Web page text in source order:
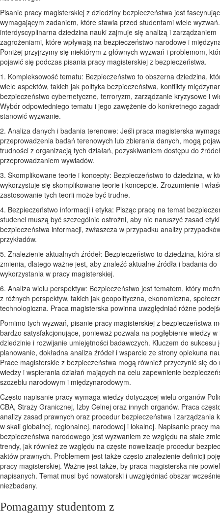
Pisanie pracy magisterskiej z dziedziny bezpieczeństwa jest
wymagającym zadaniem, które stawia przed studentami wiele
interdyscyplinarna dziedzina nauki zajmuje się analizą i zarządzaniem
zagrożeniami, które wpływają na bezpieczeństwo narodowe i
Poniżej przyjrzymy się niektórym z głównych wyzwań i problemom,
pojawić się podczas pisania pracy magisterskiej z bezpieczeństwa.
1. Kompleksowość tematu: Bezpieczeństwo to obszerna dziedzina,
wiele aspektów, takich jak polityka bezpieczeństwa, konflikty
bezpieczeństwo cybernetyczne, terroryzm, zarządzanie kryzysowe i
Wybór odpowiedniego tematu i jego zawężenie do konkretnego
stanowić wyzwanie.
2. Analiza danych i badania terenowe: Jeśli praca magisterska
przeprowadzenia badań terenowych lub zbierania danych, mogą
trudności z organizacją tych działań, pozyskiwaniem dostępu do
przeprowadzaniem wywiadów.
3. Skomplikowane teorie i koncepty: Bezpieczeństwo to dziedzina, w
wykorzystuje się skomplikowane teorie i koncepcje. Zrozumienie i
zastosowanie tych teorii może być trudne.
4. Bezpieczeństwo informacji i etyka: Pisząc pracę na temat
studenci muszą być szczególnie ostrożni, aby nie naruszyć zasad
bezpieczeństwa informacji, zwłaszcza w przypadku analizy
przykładów.
5. Znalezienie aktualnych źródeł: Bezpieczeństwo to dziedzina, która
zmienia, dlatego ważne jest, aby znaleźć aktualne źródła i badania do
wykorzystania w pracy magisterskiej.
6. Analiza wielu perspektyw: Bezpieczeństwo jest tematem, który
z różnych perspektyw, takich jak geopolityczna, ekonomiczna,
technologiczna. Praca magisterska powinna uwzględniać różne
Pomimo tych wyzwań, pisanie pracy magisterskiej z bezpieczeństwa
bardzo satysfakcjonujące, ponieważ pozwala na pogłębienie wiedzy w
dziedzinie i rozwijanie umiejętności badawczych. Kluczem do sukcesu
planowanie, dokładna analiza źródeł i wsparcie ze strony opiekuna
Prace magisterskie z bezpieczeństwa mogą również przyczynić się do
wiedzy i wspierania działań mających na celu zapewnienie
szczeblu narodowym i międzynarodowym.
Często napisanie pracy wymaga wiedzy dotyczącej wielu organów
CBA, Straży Granicznej, Izby Celnej oraz innych organów. Praca
analizy zasad prawnych oraz procedur bezpieczeństwa i zarządzania
w skali globalnej, regionalnej, narodowej i lokalnej. Napisanie pracy
bezpieczeństwa narodowego jest wyzwaniem ze względu na stale
trendy, jak również ze względu na częste nowelizacje procedur
aktów prawnych. Problemem jest także często znalezienie definicji
pracy magisterskiej. Ważne jest także, by praca magisterska nie
napisanych. Temat musi być nowatorski i uwzględniać obszar
niezbadany.
Pomagamy studentom z